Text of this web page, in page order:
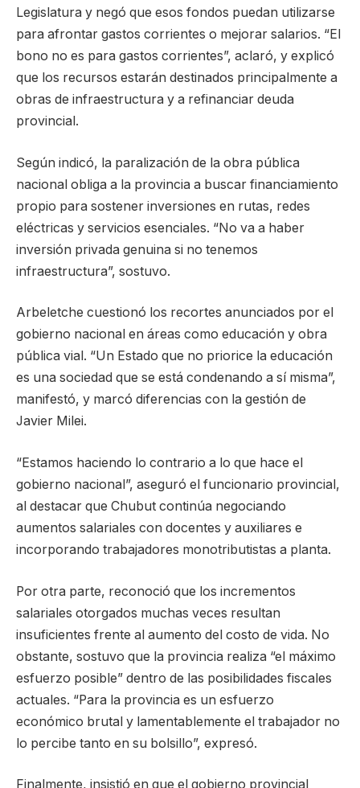
Legislatura y negó que esos fondos puedan utilizarse
para afrontar gastos corrientes o mejorar salarios. “El
bono no es para gastos corrientes”, aclaró, y explicó
que los recursos estarán destinados principalmente a
obras de infraestructura y a refinanciar deuda
provincial.
Según indicó, la paralización de la obra pública
nacional obliga a la provincia a buscar financiamiento
propio para sostener inversiones en rutas, redes
eléctricas y servicios esenciales. “No va a haber
inversión privada genuina si no tenemos
infraestructura”, sostuvo.
Arbeletche cuestionó los recortes anunciados por el
gobierno nacional en áreas como educación y obra
pública vial. “Un Estado que no priorice la educación
es una sociedad que se está condenando a sí misma”,
manifestó, y marcó diferencias con la gestión de
Javier Milei.
“Estamos haciendo lo contrario a lo que hace el
gobierno nacional”, aseguró el funcionario provincial,
al destacar que Chubut continúa negociando
aumentos salariales con docentes y auxiliares e
incorporando trabajadores monotributistas a planta.
Por otra parte, reconoció que los incrementos
salariales otorgados muchas veces resultan
insuficientes frente al aumento del costo de vida. No
obstante, sostuvo que la provincia realiza “el máximo
esfuerzo posible” dentro de las posibilidades fiscales
actuales. “Para la provincia es un esfuerzo
económico brutal y lamentablemente el trabajador no
lo percibe tanto en su bolsillo”, expresó.
Finalmente, insistió en que el gobierno provincial